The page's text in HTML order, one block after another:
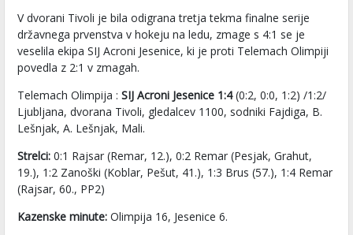
V dvorani Tivoli je bila odigrana tretja tekma finalne serije
državnega prvenstva v hokeju na ledu, zmage s 4:1 se je
veselila ekipa SIJ Acroni Jesenice, ki je proti Telemach Olimpiji
povedla z 2:1 v zmagah.
Telemach Olimpija : SIJ Acroni Jesenice 1:4(0:2, 0:0, 1:2) /1:2/
Ljubljana, dvorana Tivoli, gledalcev 1100, sodniki Fajdiga, B.
Lešnjak, A. Lešnjak, Mali.
Strelci: 0:1 Rajsar (Remar, 12.), 0:2 Remar (Pesjak, Grahut,
19.), 1:2 Zanoški (Koblar, Pešut, 41.), 1:3 Brus (57.), 1:4 Remar
(Rajsar, 60., PP2)
Kazenske minute: Olimpija 16, Jesenice 6.